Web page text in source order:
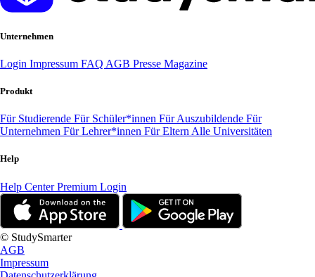
Unternehmen
Login Impressum FAQ AGB Presse Magazine
Produkt
Für Studierende Für Schüler*innen Für Auszubildende Für
Unternehmen Für Lehrer*innen Für Eltern Alle Universitäten
Help
Help CenterPremium Login
© StudySmarter
AGB
Impressum